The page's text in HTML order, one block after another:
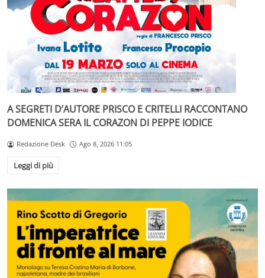
A SEGRETI D’AUTORE PRISCO E CRITELLI RACCONTANO
DOMENICA SERA IL CORAZON DI PEPPE IODICE
Redazione Desk Ago 8, 2026 11:05
Leggi di più